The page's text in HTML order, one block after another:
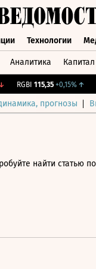
Технологии
Аналитика Капитал
RGBI 115,35 +0,15% ↑
прогнозы
найти статью